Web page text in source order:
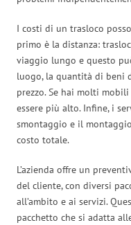
I costi di un trasloco
primo è la distanza:
viaggio lungo e questo
luogo, la quantità di beni
prezzo. Se hai molti
essere più alto. Infine, i
smontaggio e il
costo totale.
L’azienda offre un
del cliente, con diversi
all’ambito e ai servizi.
pacchetto che si adatta